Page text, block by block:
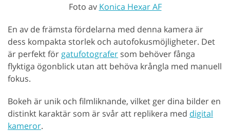
Foto av Konica Hexar AF
En av de främsta fördelarna med denna kamera är
dess kompakta storlek och autofokusmöjligheter. Det
är perfekt för gatufotografer som behöver fånga
flyktiga ögonblick utan att behöva krångla med manuell
fokus.
Bokeh är unik och filmliknande, vilket ger dina bilder en
distinkt karaktär som är svår att replikera med digital
kameror.